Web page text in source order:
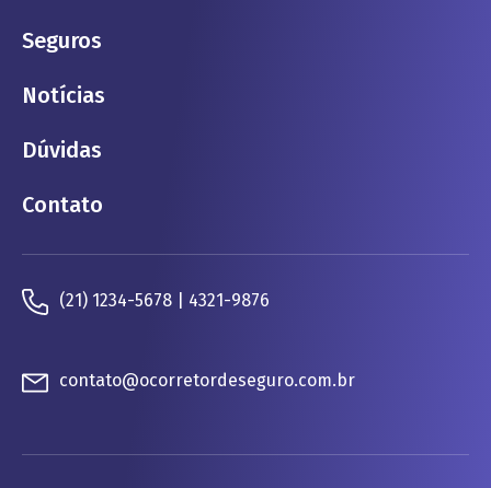
Seguros
Notícias
Dúvidas
Contato
(21) 1234-5678 | 4321-9876
contato@ocorretordeseguro.com.br